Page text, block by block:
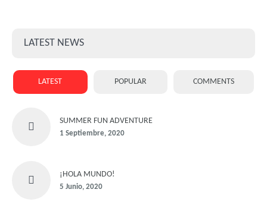
LATEST NEWS
LATEST POPULAR COMMENTS
SUMMER FUN ADVENTURE
1 Septiembre, 2020
¡HOLA MUNDO!
5 Junio, 2020